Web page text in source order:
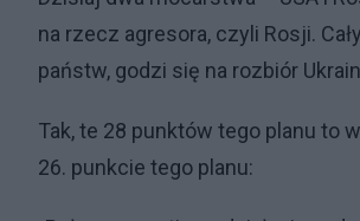
na rzecz agresora, czyli Rosji.
państw, godzi się na rozbiór
Tak, te 28 punktów tego planu to
26. punkcie tego planu: